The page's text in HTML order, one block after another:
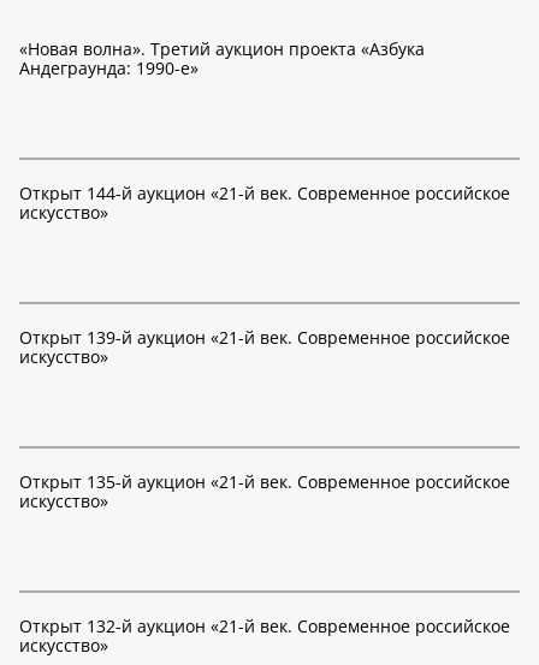
«Новая волна». Третий аукцион проекта «Азбука
Андеграунда: 1990-е»
Открыт 144-й аукцион «21-й век. Современное российское
искусство»
Открыт 139-й аукцион «21-й век. Современное российское
искусство»
Открыт 135-й аукцион «21-й век. Современное российское
искусство»
Открыт 132-й аукцион «21-й век. Современное российское
искусство»